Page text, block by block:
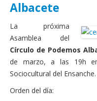
Actas Consejo
Actas Asamblea
Contacto
Financiación
Participa con Podemos
Albacete
La próxima
Asamblea del
Círculo de Podemos
de marzo, a las 19h
Sociocultural del Ensanche.
Orden del día: